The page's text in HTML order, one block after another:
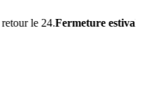
Fermeture estivale: notre